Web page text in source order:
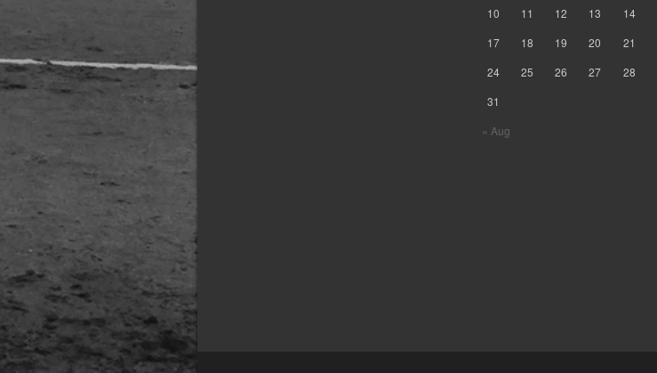
« Aug
10
11 12 13 14
17
18 19 20 21
24
25 26 27 28
31